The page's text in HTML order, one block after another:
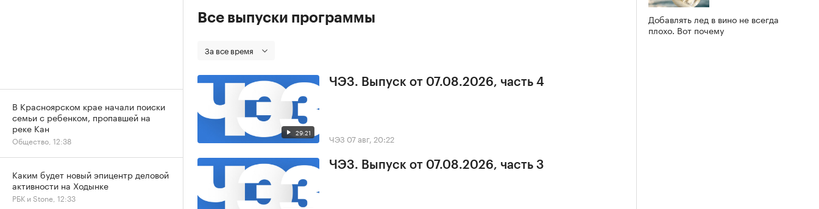
Все выпуски программы
За все время
29:21
ЧЭЗ. Выпуск от 07.08.2026, часть 4
ЧЭЗ 07 авг, 20:22
ЧЭЗ. Выпуск от 07.08.2026, часть 3
Добавлять лед в вино не всегда
плохо. Вот почему
В Красноярском крае начали поиски
семьи с ребенком, пропавшей на
реке Кан
Общество, 12:38
Каким будет новый эпицентр деловой
активности на Ходынке
РБК и Stone, 12:33